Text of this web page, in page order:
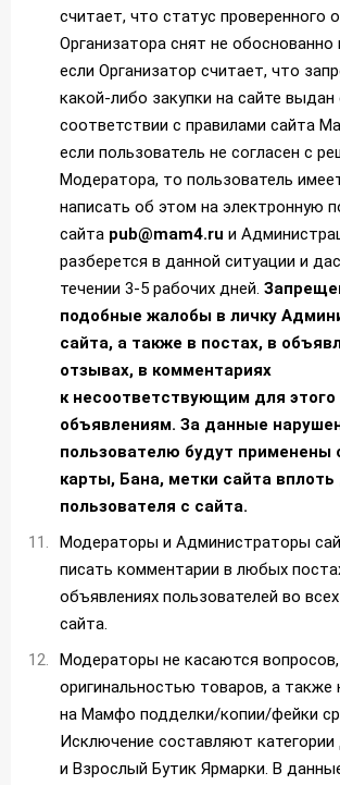
считает, что статус проверенного
Организатора снят не обоснованно
если Организатор считает, что
какой-либо закупки на сайте выдан
соответствии с правилами сайта
если пользователь не согласен с
Модератора, то пользователь
написать об этом на электронную
сайта pub@mam4.ru и
разберется в данной ситуации и
течении 3-5 рабочих дней.
подобные жалобы в личку
сайта, а также в постах, в
отзывах, в комментариях
к несоответствующим для этого
объявлениям. За данные
пользователю будут применены
карты, Бана, метки сайта
пользователя с сайта.
Модераторы и Администраторы
писать комментарии в любых
объявлениях пользователей во
сайта.
Модераторы не касаются
оригинальностью товаров, а
на Мамфо подделки/копии/фейки
Исключение составляют
и Взрослый Бутик Ярмарки. В